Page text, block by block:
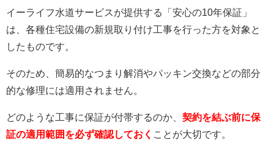
イーライフ水道サービスが提供する「安心の10年保証」
は、各種住宅設備の新規取り付け工事を行った方を対象と
したものです。
そのため、簡易的なつまり解消やパッキン交換などの部分
的な修理には適用されません。
どのような工事に保証が付帯するのか、 契約を結ぶ前に保
証の適用範囲を必ず確認しておく ことが大切です。